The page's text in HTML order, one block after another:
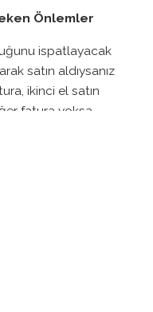
Önlemler
ispatlayacak
satın aldıysanız
ikinci el satın
fatura yoksa